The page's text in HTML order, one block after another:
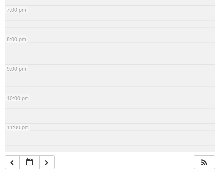
7:00 pm
8:00 pm
9:00 pm
10:00 pm
11:00 pm